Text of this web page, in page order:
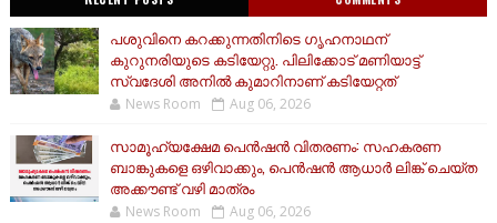
പശുവിനെ കറക്കുന്നതിനിടെ ഗൃഹനാഥന്
കുറുനരിയുടെ കടിയേറ്റു. പിലിക്കോട് മണിയാട്ട്
സ്വദേശി അനിൽ കുമാറിനാണ് കടിയേറ്റത്
News Room Aug 06, 2026
സാമൂ​ഹ്യക്ഷേമ പെൻഷൻ വിതരണം: സഹകരണ
ബാങ്കുകളെ ഒഴിവാക്കും, പെൻഷൻ ആധാർ‌ ലിങ്ക് ചെയ്ത
അക്കൗണ്ട് വഴി മാത്രം
News Room Aug 06, 2026